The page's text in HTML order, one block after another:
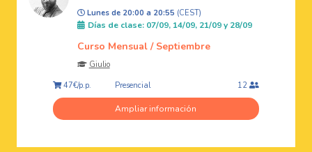
Lunes de 20:00 a 20:55 (CEST)
Días de clase: 07/09, 14/09, 21/09 y 28/09
Curso Mensual / Septiembre
Giulio
47€/p.p.
Presencial 12
Ampliar información